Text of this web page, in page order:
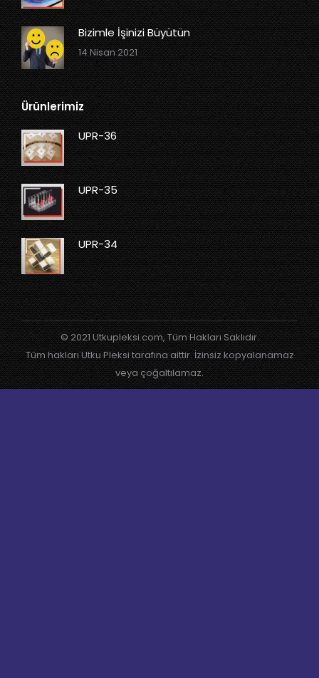
Bizimle İşinizi Büyütün
14 Nisan 2021
Ürünlerimiz
UPR-36
UPR-35
UPR-34
© 2021 Utkupleksi.com, Tüm Hakları Saklıdır.
Tüm hakları Utku Pleksi tarafına aittir. İzinsiz kopyalanamaz
veya çoğaltılamaz.